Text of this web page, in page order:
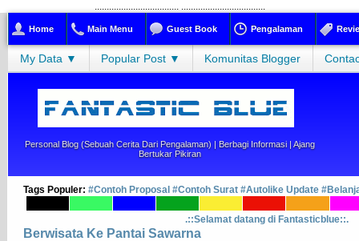
................................... ...................................
Home Main Menu Guest Book Pengalaman
My Data ▼ Popular Post ▼ Komunitas Blogger
Personal Blog (sebuah Cerita Dari Pengalaman) | Berbagi Informasi | Ajang
Bertukar Pikiran
Tags Populer: #Contoh Proposal #Contoh Surat #Autolike Update
.::Selamat datang di Fantasticblue::.
Berwisata Ke Pantai Sawarna